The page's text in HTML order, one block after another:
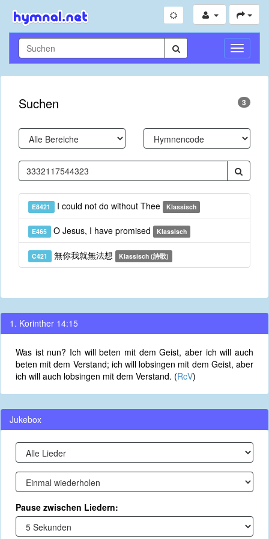
Suchen 3
E8421 I could not do without Thee Klassisch
E465 O Jesus, I have promised Klassisch
C421 無你我就無法想 Klassisch (詩歌)
1. Korinther 14:15
Was ist nun? Ich will beten mit dem Geist, aber ich will auch
beten mit dem Verstand; ich will lobsingen mit dem Geist, aber
ich will auch lobsingen mit dem Verstand. (RcV)
Jukebox
Pause zwischen Liedern: